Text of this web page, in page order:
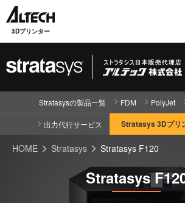
3Dプリンター
Stratasysの製品一覧 FDM PolyJet
出力代行サービス Stratasys 3Dプリ
HOME Stratasys Stratasys F120
Stratasys